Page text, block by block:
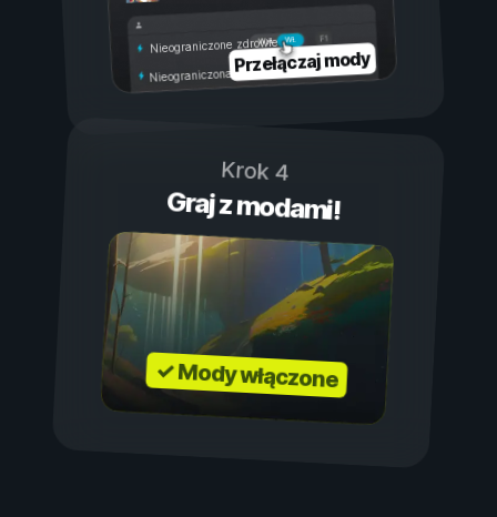
Wł.
Wył.
Nieograniczone zdrowie
Nieograniczona wytrzymałość
Przełączaj mody
Krok 4
Graj z modami!
✓ Mody włączone